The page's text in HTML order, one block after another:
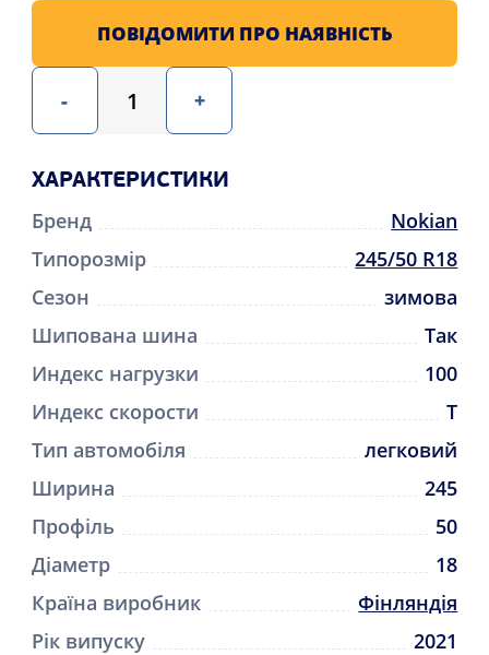
- +
ПОВІДОМИТИ ПРО НАЯВНІСТЬ
ХАРАКТЕРИСТИКИ
Бренд
Nokian
Типорозмір
245/50 R18
Сезон
зимова
Шипована шина
Так
Индекс нагрузки
100
Индекс скорости
T
Тип автомобіля
легковий
Ширина
245
Профіль
50
Діаметр
18
Країна виробник
Фінляндія
Рік випуску
2021